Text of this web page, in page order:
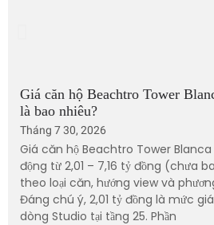
Giá căn hộ Beachtro Tower
là bao nhiêu?
Tháng 7 30, 2026
Giá căn hộ Beachtro Tower
động từ 2,01 – 7,16 tỷ đồng (chưa
theo loại căn, hướng view và
Đáng chú ý, 2,01 tỷ đồng là mức
dòng Studio tại tầng 25. Phần